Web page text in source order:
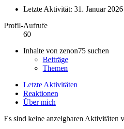
Letzte Aktivität: 31. Januar 2026
Profil-Aufrufe
60
Inhalte von zenon75 suchen
Beiträge
Themen
Letzte Aktivitäten
Reaktionen
Über mich
Es sind keine anzeigbaren Aktivitäten